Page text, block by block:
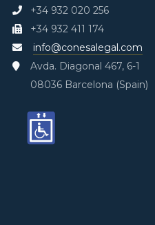
+34 932 020 256
+34 932 411 174
info@conesalegal.com
Avda. Diagonal 467, 6-1
08036 Barcelona (Spain)